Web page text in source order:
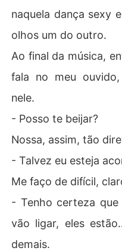
naquela dança sexy
olhos um do outro.
Ao final da música,
fala no meu
nele.
- Posso te beijar?
Nossa, assim, tão
- Talvez eu esteja
Me faço de difícil,
- Tenho certeza
vão ligar, eles
demais.